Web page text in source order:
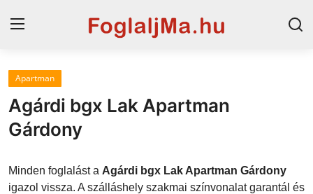
Magyarország
Horvát tengerpart
Horvátország
Apartman
Agárdi bgx Lak Apartman
Gárdony
Minden foglalást a Agárdi bgx Lak Apartman Gárdony
igazol vissza. A szálláshely szakmai színvonalat garantál és